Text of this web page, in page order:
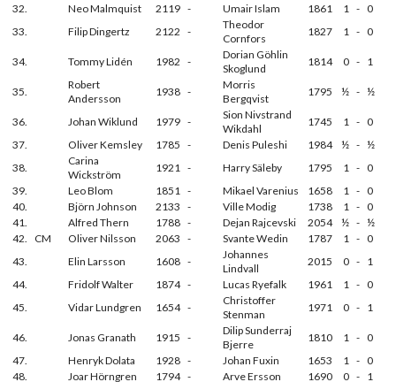
32.
Neo Malmquist 2119 - Umair Islam 1861 1 - 0
33.
Filip Dingertz 2122 -
Theodor
Cornfors
1827 1 - 0
34. Tommy Lidén 1982 -
Dorian Göhlin
Skoglund
1814 0 - 1
35.
Robert
Andersson
1938 -
Morris
Bergqvist
1795 ½ - ½
36. Johan Wiklund 1979 -
Sion Nivstrand
Wikdahl
1745 1 - 0
37.
Oliver Kemsley 1785 - Denis Puleshi 1984 ½ - ½
38.
Carina
Wickström
1921 - Harry Säleby 1795 1 - 0
39.
Leo Blom 1851 - Mikael Varenius 1658 1 - 0
40.
Björn Johnson 2133 - Ville Modig 1738 1 - 0
41.
Alfred Thern 1788 - Dejan Rajcevski 2054 ½ - ½
42.
CM Oliver Nilsson 2063 - Svante Wedin 1787 1 - 0
43.
Elin Larsson 1608 -
Johannes
Lindvall
2015 0 - 1
44.
Fridolf Walter 1874 - Lucas Ryefalk 1961 1 - 0
45.
Vidar Lundgren 1654 -
Christoffer
Stenman
1971 0 - 1
46. Jonas Granath 1915 -
Dilip Sunderraj
Bjerre
1810 1 - 0
47.
Henryk Dolata 1928 - Johan Fuxin 1653 1 - 0
48.
Joar Hörngren 1794 - Arve Ersson 1690 0 - 1